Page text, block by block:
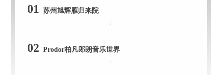
01 苏州旭辉雁归来院
02 Prodor柏凡郎朗音乐世界